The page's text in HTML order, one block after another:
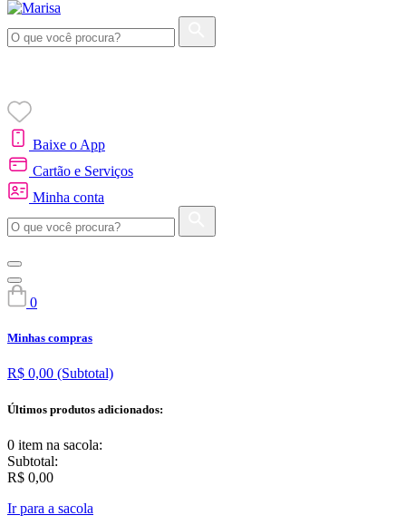
Baixe o App
Cartão e Serviços
Minha conta
0
Minhas compras
R$ 0,00 (Subtotal)
Últimos produtos adicionados:
0 item na sacola:
Subtotal:
R$ 0,00
Ir para a sacola